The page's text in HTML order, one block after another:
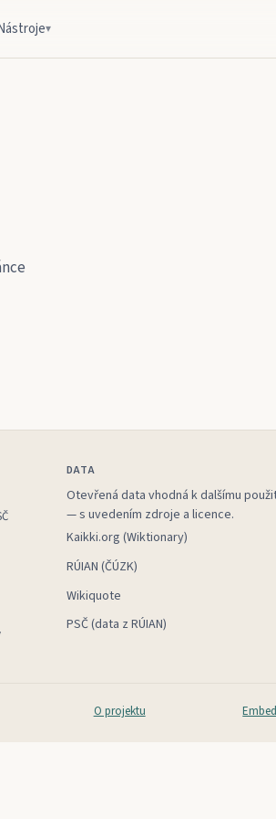
▾
DATA
Otevřená data vhodná k dalšímu
— s uvedením zdroje a licence.
Kaikki.org (Wiktionary)
RÚIAN (ČÚZK)
Wikiquote
PSČ (data z RÚIAN)
O projektu